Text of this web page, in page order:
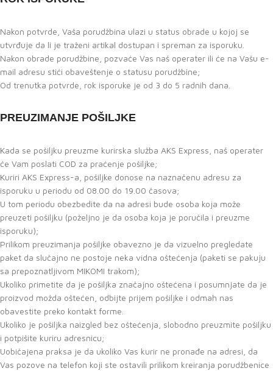
Nakon potvrde, Vaša porudžbina ulazi u status obrade u kojoj se
utvrđuje da li je traženi artikal dostupan i spreman za isporuku.
Nakon obrade porudžbine, pozvaće Vas naš operater ili će na Vašu e-
mail adresu stići obaveštenje o statusu porudžbine;
Od trenutka potvrde, rok isporuke je od 3 do 5 radnih dana.
PREUZIMANJE POŠILJKE
Kada se pošiljku preuzme kurirska služba AKS Express, naš operater
će Vam poslati COD za praćenje pošiljke;
Kuriri AKS Express-a, pošiljke donose na naznačenu adresu za
isporuku u periodu od 08.00 do 19.00 časova;
U tom periodu obezbedite da na adresi bude osoba koja može
preuzeti pošiljku (poželjno je da osoba koja je poručila i preuzme
isporuku);
Prilikom preuzimanja pošiljke obavezno je da vizuelno pregledate
paket da slučajno ne postoje neka vidna oštećenja (paketi se pakuju
sa prepoznatljivom MIKOMI trakom);
Ukoliko primetite da je pošiljka značajno oštećena i posumnjate da je
proizvod možda oštećen, odbijte prijem pošiljke i odmah nas
obavestite preko kontakt forme.
Ukoliko je pošiljka naizgled bez oštećenja, slobodno preuzmite pošiljku
i potpišite kuriru adresnicu;
Uobičajena praksa je da ukoliko Vas kurir ne pronađe na adresi, da
Vas pozove na telefon koji ste ostavili prilikom kreiranja porudžbenice